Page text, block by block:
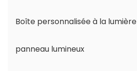
Boîte personnalisée à la lumière
panneau lumineux